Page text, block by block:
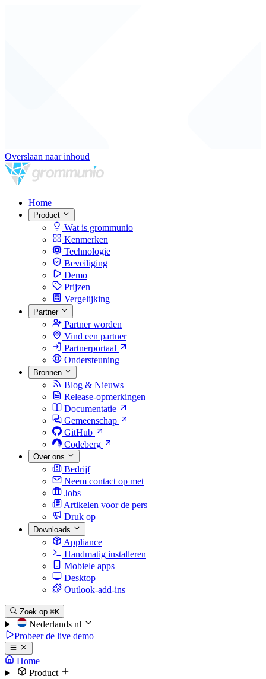
Overslaan naar inhoud
Home
Product
Wat is grommunio
Kenmerken
Technologie
Beveiliging
Demo
Prijzen
Vergelijking
Partner
Partner worden
Vind een partner
Partnerportaal
Ondersteuning
Bronnen
Blog & Nieuws
Release-opmerkingen
Documentatie
Gemeenschap
GitHub
Codeberg
Over ons
Bedrijf
Neem contact op met
Jobs
Artikelen voor de pers
Druk op
Downloads
Appliance
Handmatig installeren
Mobiele apps
Desktop
Outlook-add-ins
Zoek op ⌘K
Nederlands nl
Probeer de live demo
Home
Product